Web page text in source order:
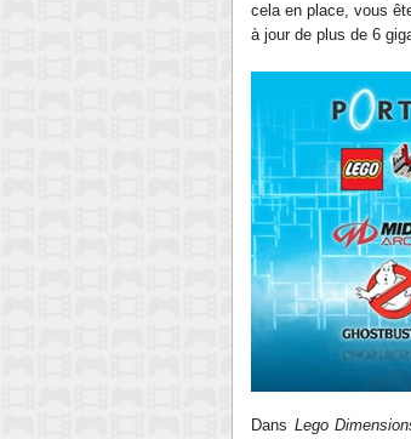
cela en place, vous
à jour de plus de 6
Dans Lego